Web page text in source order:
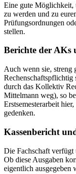
Eine gute Möglichkeit,
zu werden und zu
Prüfungsordnungen
stellen.
Berichte der AKs
Auch wenn sie, streng
Rechenschaftspflichtig
durch das Kollektiv
Mittelmann weg), so
Erstsemesterarbeit
gedenken.
Kassenbericht
Die Fachschaft verfügt
Ob diese Ausgaben
eigentlich ausgegeben